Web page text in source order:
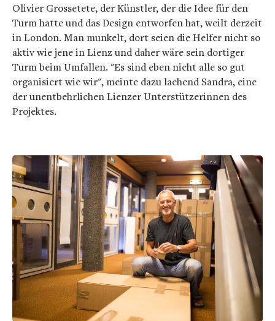
Olivier Grossetete, der Künstler, der die Idee für den
Turm hatte und das Design entworfen hat, weilt derzeit
in London. Man munkelt, dort seien die Helfer nicht so
aktiv wie jene in Lienz und daher wäre sein dortiger
Turm beim Umfallen. "Es sind eben nicht alle so gut
organisiert wie wir", meinte dazu lachend Sandra, eine
der unentbehrlichen Lienzer Unterstützerinnen des
Projektes.